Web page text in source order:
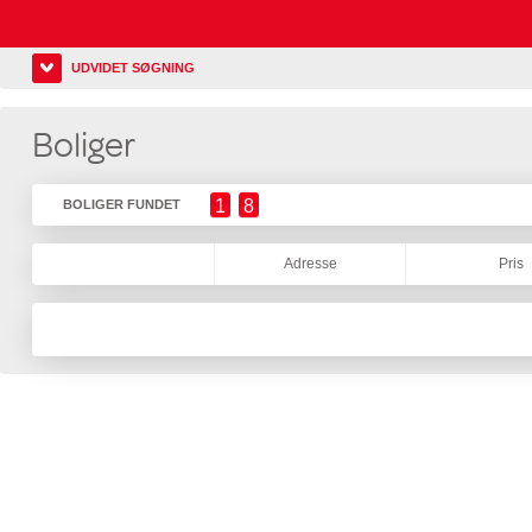
UDVIDET SØGNING
Boliger
BOLIGER FUNDET 1 8
Adresse Pris